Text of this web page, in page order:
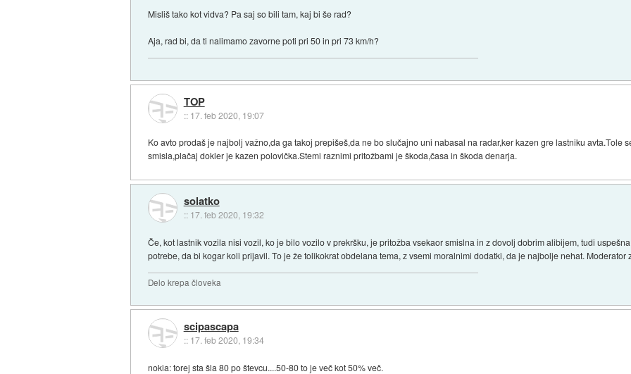
Misliš tako kot vidva? Pa saj so bili tam, kaj bi še rad?
Aja, rad bi, da ti nalimamo zavorne poti pri 50 in pri 73 km/h?
TOP
:: 17. feb 2020, 19:07
Ko avto prodaš je najbolj važno,da ga takoj prepišeš,da ne bo slučajno uni nabasal na radar,ker kazen gre lastniku avta.Tole
smisla,plačaj dokler je kazen polovička.Stemi raznimi pritožbami je škoda,časa in škoda denarja.
solatko
:: 17. feb 2020, 19:32
Če, kot lastnik vozila nisi vozil, ko je bilo vozilo v prekršku, je pritožba vsekaor smislna in z dovolj dobrim alibijem, tudi
potrebe, da bi kogar koli prijavil. To je že tolikokrat obdelana tema, z vsemi moralnimi dodatki, da je najbolje nehat.
Delo krepa človeka
scipascapa
:: 17. feb 2020, 19:34
nokia: torej sta šla 80 po števcu....50-80 to je več kot 50% več.